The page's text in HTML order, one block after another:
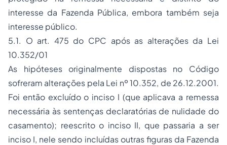
interesse da Fazenda Pública, embora também seja
interesse público.
5.1. O art. 475 do CPC após as alterações da Lei
10.352/01
As hipóteses originalmente dispostas no Código
sofreram alterações pela Lei nº 10.352, de 26.12.2001.
Foi então excluído o inciso I (que aplicava a remessa
necessária às sentenças declaratórias de nulidade do
casamento); reescrito o inciso II, que passaria a ser
inciso I, nele sendo incluídas outras figuras da Fazenda